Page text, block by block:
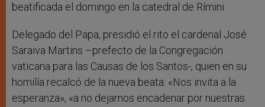
beatificada el domingo en la catedral de Rímini.
Delegado del Papa, presidió el rito el cardenal José
Saraiva Martins –prefecto de la Congregación
vaticana para las Causas de los Santos-, quien en su
homilía recalcó de la nueva beata: «Nos invita a la
esperanza», «a no dejarnos encadenar por nuestras